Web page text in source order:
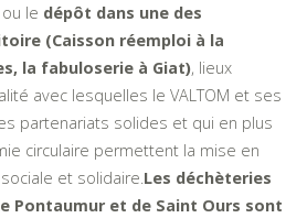
le dépôt dans une des
(Caisson réemploi à la
la fabuloserie à Giat), lieux
avec lesquelles le VALTOM et ses
partenariats solides et qui en plus
circulaire permettent la mise en
et solidaire.Les déchèteries
Pontaumur et de Saint Ours sont